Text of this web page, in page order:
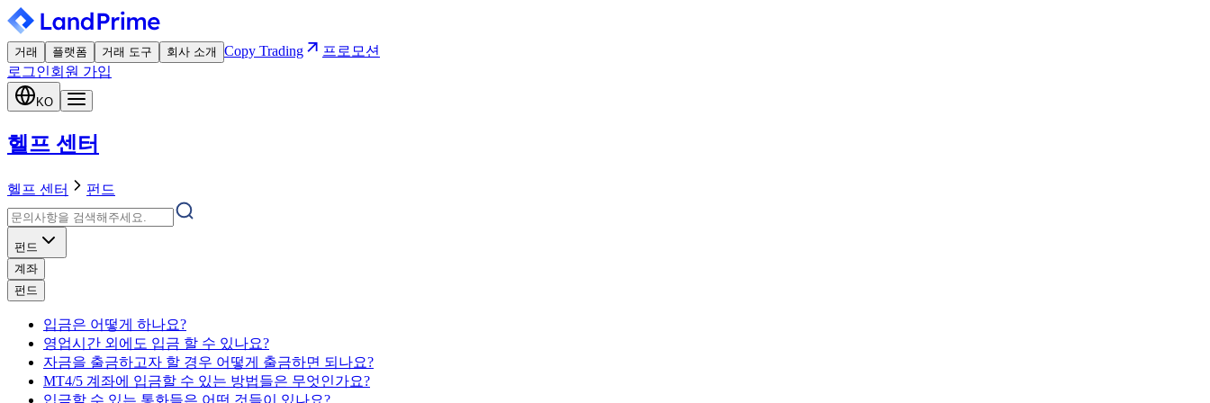
거래 플랫폼 거래 도구 회사 소개 Copy Trading
프로모션
로그인회원 가입
KO
헬프 센터
헬프 센터 펀드
펀드
계좌
펀드
입금은 어떻게 하나요?
영업시간 외에도 입금 할 수 있나요?
자금을 출금하고자 할 경우 어떻게 출금하면 되나요?
MT4/5 계좌에 입금할 수 있는 방법들은 무엇인가요?
입금할 수 있는 통화들은 어떤 것들이 있나요?